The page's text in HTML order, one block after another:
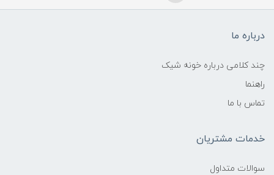
درباره ما
چند کلامی درباره خونه شیک
راهنما
تماس با ما
خدمات مشتریان
سوالات متداول